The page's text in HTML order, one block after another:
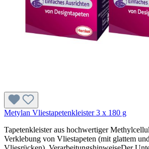
Metylan Vliestapetenkleister 3 x 180 g
Tapetenkleister aus hochwertiger
Verklebung von Vliestapeten (mit glattem